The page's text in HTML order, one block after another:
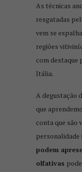
As técnicas
resgatadas
vem se
regiões
com destaque
Itália.
A degustação
que
conta que são
personalidade
podem
olfativas